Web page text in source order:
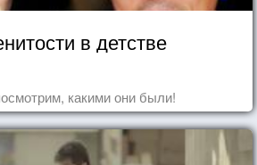
в детстве
какими они были!